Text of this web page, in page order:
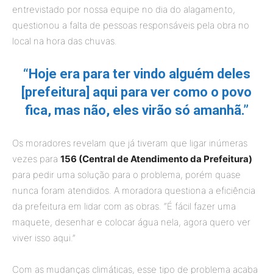
entrevistado por nossa equipe no dia do alagamento,
questionou a falta de pessoas responsáveis pela obra no
local na hora das chuvas.
“Hoje era para ter vindo alguém deles
[prefeitura] aqui para ver como o povo
fica, mas não, eles virão só amanhã.”
Os moradores revelam que já tiveram que ligar inúmeras
vezes para 156 (Central de Atendimento da Prefeitura)
para pedir uma solução para o problema, porém quase
nunca foram atendidos. A moradora questiona a eficiência
da prefeitura em lidar com as obras. “É fácil fazer uma
maquete, desenhar e colocar água nela, agora quero ver
viver isso aqui.”
Com as mudanças climáticas, esse tipo de problema acaba